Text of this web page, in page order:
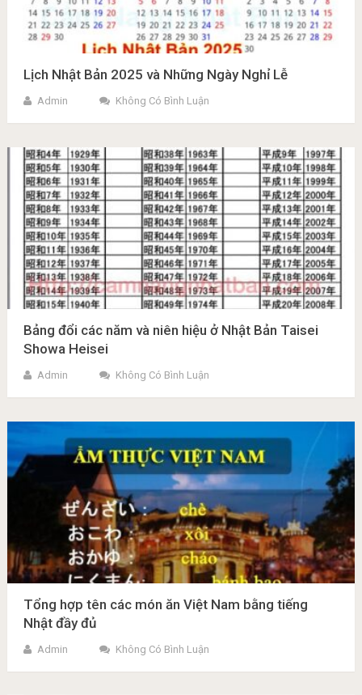
Lịch Nhật Bản 2025 và Những Ngày Nghỉ Lễ
Admin Không Có Bình Luận
Bảng đổi các năm và niên hiệu ở Nhật Bản Taisei
Showa Heisei
Admin Không Có Bình Luận
Tổng hợp tên các món ăn Việt Nam bằng tiếng
Nhật đầy đủ
Admin Không Có Bình Luận